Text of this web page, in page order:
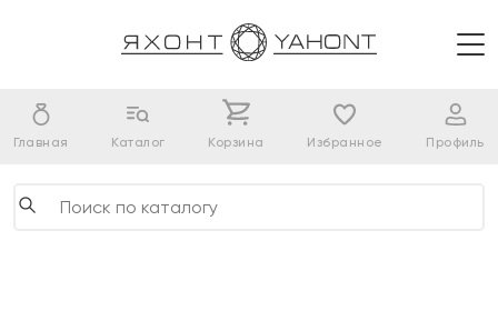
Главная Каталог Корзина Избранное Профиль